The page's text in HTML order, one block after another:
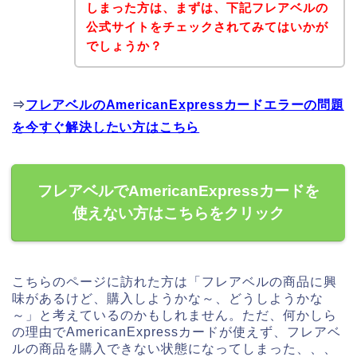
しまった方は、まずは、下記フレアベルの
公式サイトをチェックされてみてはいかが
でしょうか？
⇒フレアベルのAmericanExpressカードエラーの問題
を今すぐ解決したい方はこちら
フレアベルでAmericanExpressカードを
使えない方はこちらをクリック
こちらのページに訪れた方は「フレアベルの商品に興
味があるけど、購入しようかな～、どうしようかな
～」と考えているのかもしれません。ただ、何かしら
の理由でAmericanExpressカードが使えず、フレアベ
ルの商品を購入できない状態になってしまった、、、